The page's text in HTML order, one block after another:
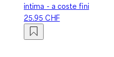
intima - a coste fini
25.95 CHF